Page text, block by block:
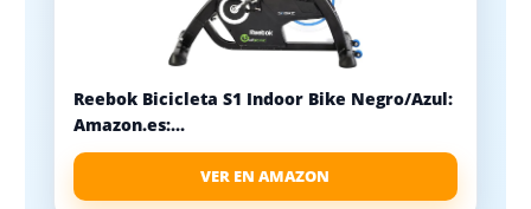
Reebok Bicicleta S1 Indoor Bike Negro/Azul:
Amazon.es:...
VER EN AMAZON